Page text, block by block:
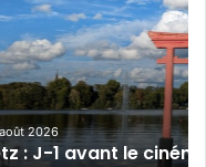
cinéma plein air au